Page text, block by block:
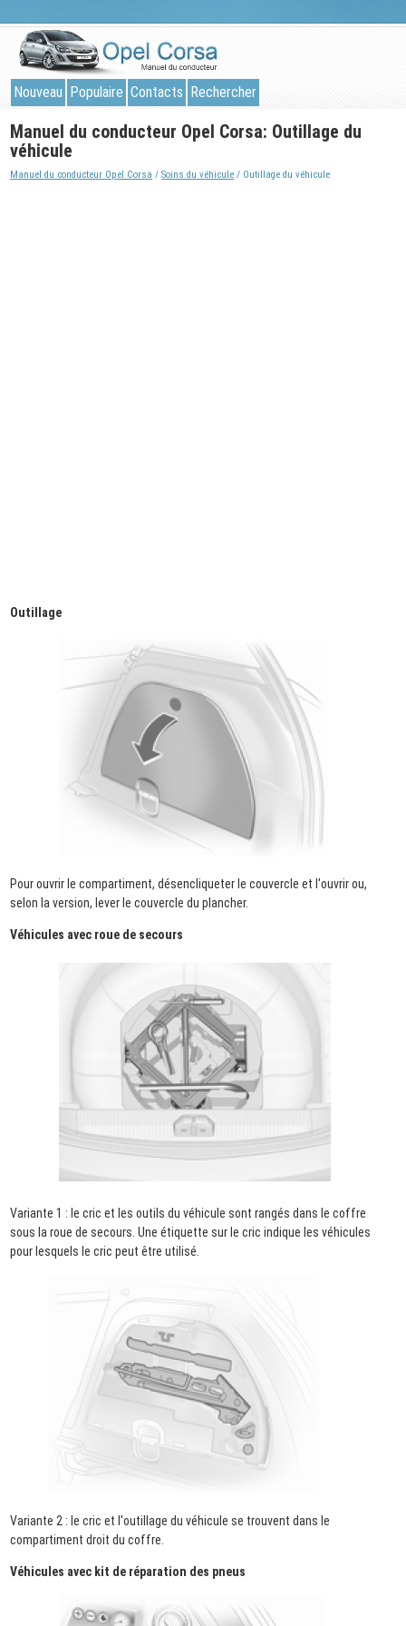
Nouveau Populaire Contacts Rechercher
Manuel du conducteur Opel Corsa: Outillage du
véhicule
Manuel du conducteur Opel Corsa /Soins du véhicule / Outillage du véhicule
Outillage
Pour ouvrir le compartiment, désencliqueter le couvercle et l'ouvrir ou,
selon la version, lever le couvercle du plancher.
Véhicules avec roue de secours
Variante 1 : le cric et les outils du véhicule sont rangés dans le coffre
sous la roue de secours. Une étiquette sur le cric indique les véhicules
pour lesquels le cric peut être utilisé.
Variante 2 : le cric et l'outillage du véhicule se trouvent dans le
compartiment droit du coffre.
Véhicules avec kit de réparation des pneus